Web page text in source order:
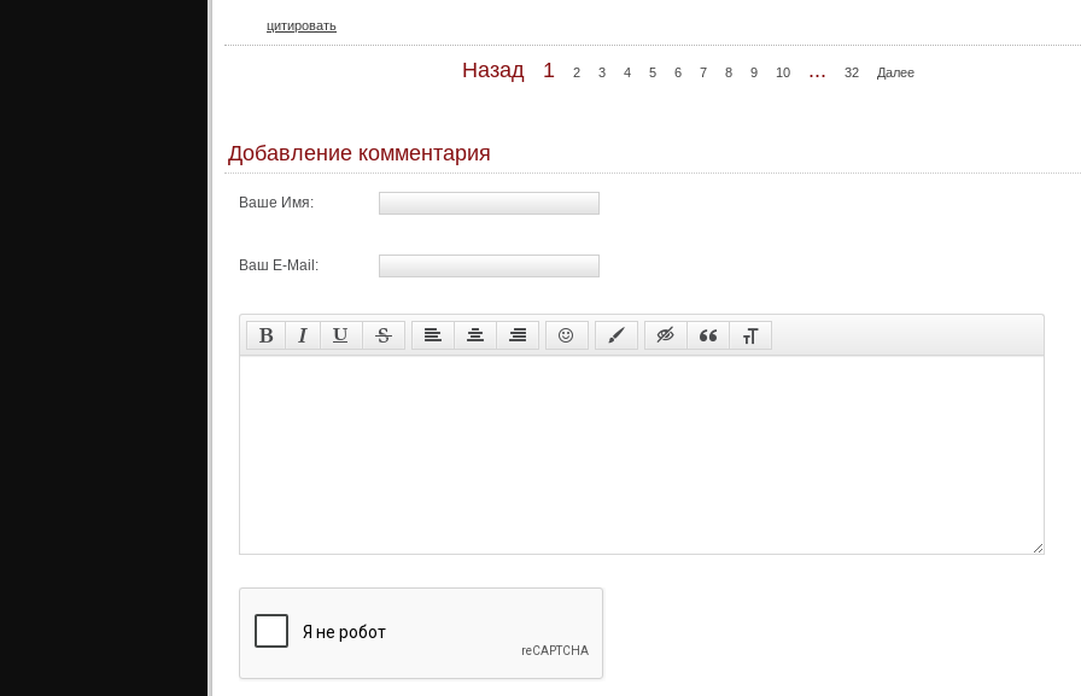
цитировать
Назад 1 2 3 4 5 6 7 8 9 10 ... 32 Далее
Добавление комментария
Ваше Имя:
Ваш E-Mail: